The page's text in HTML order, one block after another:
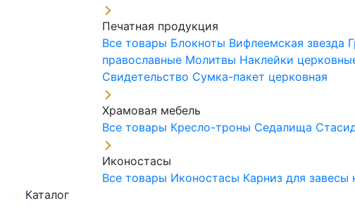
Печатная продукция
Все товары Блокноты Вифлеемская звезда
православные Молитвы Наклейки
Свидетельство Сумка-пакет церковная
Храмовая мебель
Все товары Кресло-троны Седалища
Иконостасы
Все товары Иконостасы Карниз для завесы
Каталог